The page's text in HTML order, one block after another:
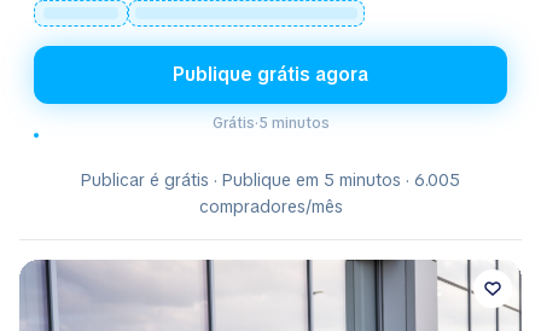
Publique grátis agora
Grátis·5 minutos
Publicar é grátis · Publique em 5 minutos · 6.005
compradores/mês